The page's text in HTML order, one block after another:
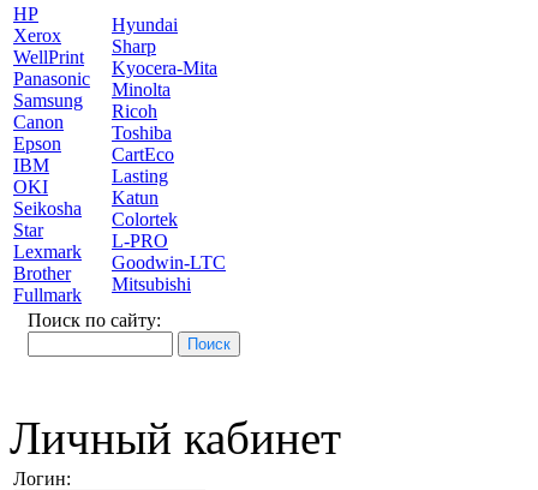
HP
Xerox
WellPrint
Panasonic
Samsung
Canon
Epson
IBM
OKI
Seikosha
Star
Lexmark
Brother
Fullmark
Hyundai
Sharp
Kyocera-Mita
Minolta
Ricoh
Toshiba
CartEco
Lasting
Katun
Colortek
L-PRO
Goodwin-LTC
Mitsubishi
Поиск по сайту:
Личный кабинет
Логин: